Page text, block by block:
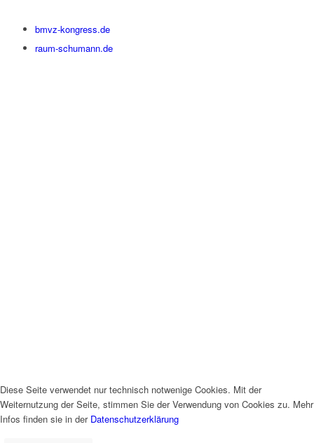
bmvz-kongress.de
raum-schumann.de
Diese Seite verwendet nur technisch notwenige Cookies. Mit der
Weiternutzung der Seite, stimmen Sie der Verwendung von Cookies zu. Mehr
Infos finden sie in der Datenschutzerklärung